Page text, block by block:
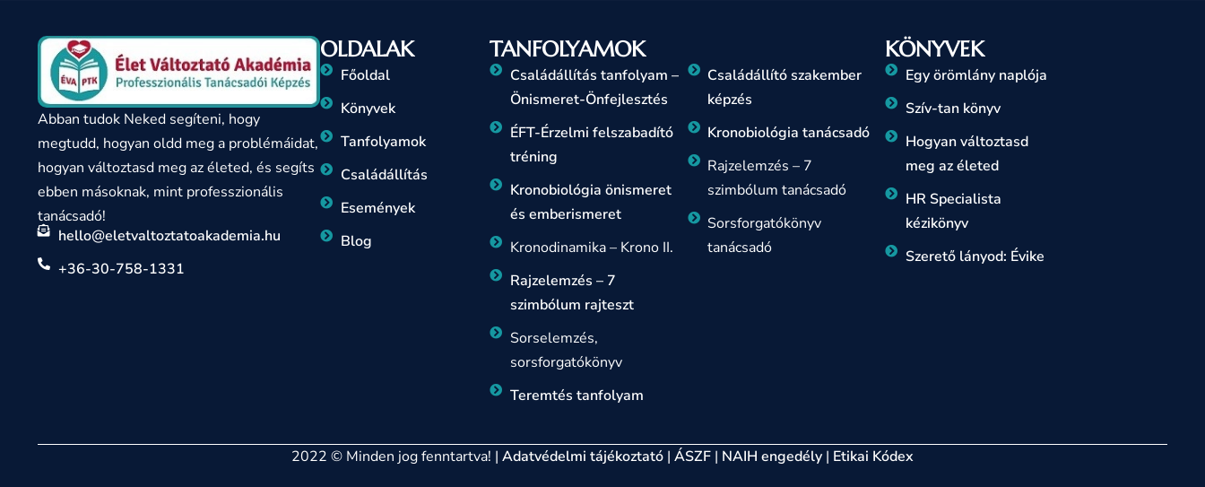
Abban tudok Neked segíteni, hogy
megtudd, hogyan oldd meg a problémáidat,
hogyan változtasd meg az életed, és segíts
ebben másoknak, mint professzionális
tanácsadó!
hello@eletvaltoztatoakademia.hu
+36-30-758-1331
OLDALAK
Főoldal
Könyvek
Tanfolyamok
Családállítás
Események
Blog
TANFOLYAMOK
Családállítás tanfolyam –
Önismeret-Önfejlesztés
ÉFT-Érzelmi felszabadító
tréning
Kronobiológia önismeret
és emberismeret
Kronodinamika – Krono II.
Rajzelemzés – 7
szimbólum rajteszt
Sorselemzés,
sorsforgatókönyv
Teremtés tanfolyam
Családállító szakember
képzés
Kronobiológia tanácsadó
Rajzelemzés – 7
szimbólum tanácsadó
Sorsforgatókönyv
tanácsadó
KÖNYVEK
Egy örömlány naplója
Szív-tan könyv
Hogyan változtasd
meg az életed
HR Specialista
kézikönyv
Szerető lányod: Évike
2022 © Minden jog fenntartva! | Adatvédelmi tájékoztató | ÁSZF | NAIH engedély | Etikai Kódex